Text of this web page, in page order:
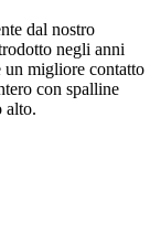
dal nostro
negli anni
un migliore contatto
con spalline
alto.